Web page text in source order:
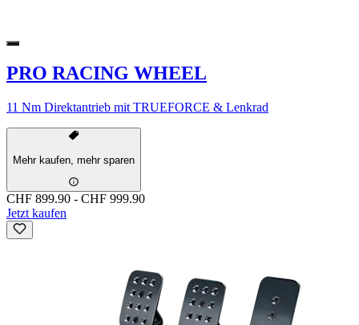
PRO RACING WHEEL
11 Nm Direktantrieb mit TRUEFORCE & Lenkrad
Mehr kaufen, mehr sparen
CHF 899.90 - CHF 999.90
Jetzt kaufen